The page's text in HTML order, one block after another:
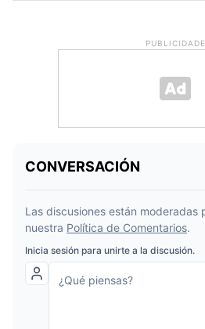
PUBLICIDADE